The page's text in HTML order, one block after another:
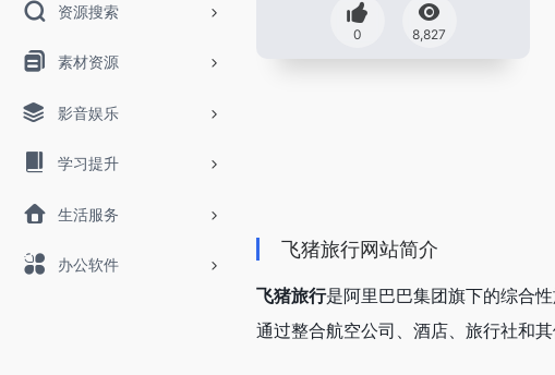
资源搜索
素材资源
影音娱乐
学习提升
生活服务
办公软件
0 8,827
飞猪旅行网站简介
飞猪旅行是阿里巴巴集团旗下的综合
通过整合航空公司、酒店、旅行社和